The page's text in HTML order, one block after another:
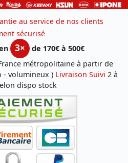
au service de nos clients
sécurisé
3×
de 170€ à 500€
métropolitaine à partir de
- volumineux ) Livraison Suivi 2 à
dispo stock